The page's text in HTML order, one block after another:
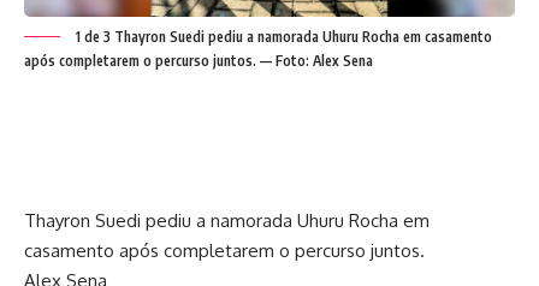
1 de 3 Thayron Suedi pediu a namorada Uhuru Rocha em casamento
após completarem o percurso juntos. — Foto: Alex Sena
Thayron Suedi pediu a namorada Uhuru Rocha em
casamento após completarem o percurso juntos.
Alex Sena